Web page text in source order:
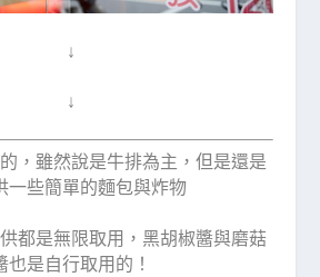
↓
↓
，雖然說是牛排為主，但是還是
一些簡單的麵包與炸物
都是無限取用，黑胡椒醬與磨菇
也是自行取用的！